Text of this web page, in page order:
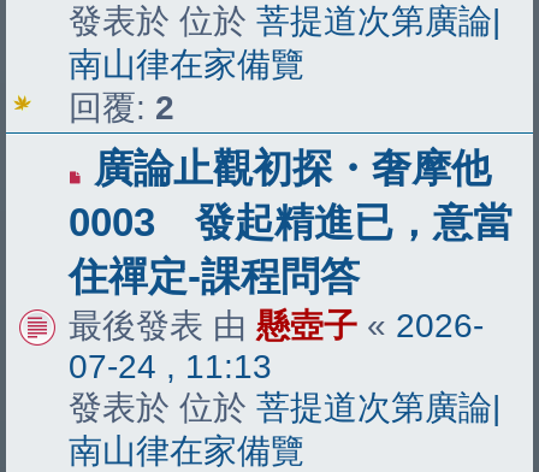
發表於 位於 菩提道次第廣論|
南山律在家備覽
回覆: 2
有
新
文
章
廣論止觀初探・奢摩他
0003 發起精進已，意當
住禪定-課程問答
最後發表 由 懸壺子 « 2026-
07-24 , 11:13
發表於 位於 菩提道次第廣論|
南山律在家備覽